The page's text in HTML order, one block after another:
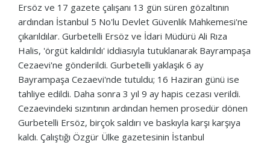
Ersöz ve 17 gazete çalışanı 13 gün süren gözaltının
ardından İstanbul 5 No'lu Devlet Güvenlik Mahkemesi'ne
çıkarıldılar. Gurbetelli Ersöz ve İdari Müdürü Ali Rıza
Halis, 'örgüt kaldırıldı' iddiasıyla tutuklanarak Bayrampaşa
Cezaevi'ne gönderildi. Gurbetelli yaklaşık 6 ay
Bayrampaşa Cezaevi'nde tutuldu; 16 Haziran günü ise
tahliye edildi. Daha sonra 3 yıl 9 ay hapis cezası verildi.
Cezaevindeki sızıntının ardından hemen prosedür dönen
Gurbetelli Ersöz, birçok saldırı ve baskıyla karşı karşıya
kaldı. Çalıştığı Özgür Ülke gazetesinin İstanbul